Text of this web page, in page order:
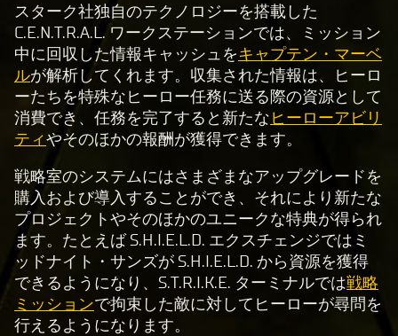
スターク社独自のテクノロジーを搭載した
C.E.N.T.R.A.L. ワークステーションでは、ミッション
中に回収した情報キャッシュをキャプテン・マーベ
ルが解析してくれます。収集された情報は、ヒーロ
ーたちを特殊なヒーロー任務に送る際の資源として
消費でき、任務を完了すると新たなヒーローアビリ
ティやそのほかの報酬が獲得できます。
戦略室のシステムにはさまざまなアップグレードを
購入および導入することができ、それにより新たな
プロジェクトやそのほかのユニークな特典が得られ
ます。たとえば S.H.I.E.L.D. エクスチェンジではミ
ッドナイト・サンズが S.H.I.E.L.D. から資源を獲得
できるようになり、S.T.R.I.K.E. ターミナルでは戦略
ミッションで拘束した敵に対してヒーローが尋問を
行えるようになります。